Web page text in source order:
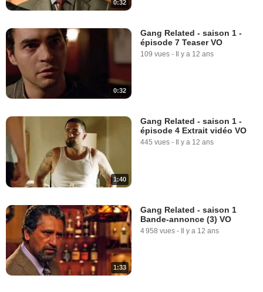
0:32
0:32
Gang Related - saison 1 -
épisode 7 Teaser VO
109 vues - Il y a 12 ans
1:40
Gang Related - saison 1 -
épisode 4 Extrait vidéo VO
445 vues - Il y a 12 ans
1:33
Gang Related - saison 1
Bande-annonce (3) VO
4 958 vues - Il y a 12 ans